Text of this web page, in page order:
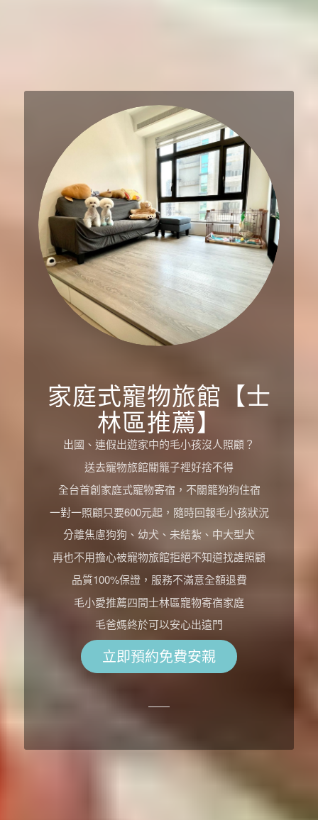
家庭式寵物旅館【士
林區推薦】
出國、連假出遊家中的毛小孩沒人照顧？
送去寵物旅館關籠子裡好捨不得
全台首創家庭式寵物寄宿，不關籠狗狗住宿
一對一照顧只要600元起，隨時回報毛小孩狀況
分離焦慮狗狗、幼犬、未結紮、中大型犬
再也不用擔心被寵物旅館拒絕不知道找誰照顧
品質100%保證，服務不滿意全額退費
毛小愛推薦四間士林區寵物寄宿家庭
毛爸媽終於可以安心出遠門
立即預約免費安親